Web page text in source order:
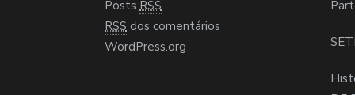
Posts RSS
RSS dos comentários
WordPress.org